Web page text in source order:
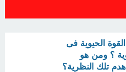
الحيوية فى
؟ ومن هو
تلك النظرية؟